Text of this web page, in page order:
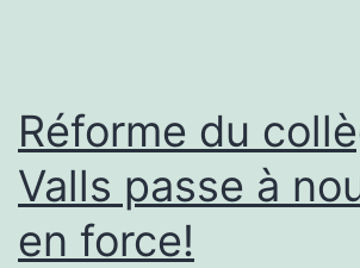
Réforme du
Valls passe à
en force!